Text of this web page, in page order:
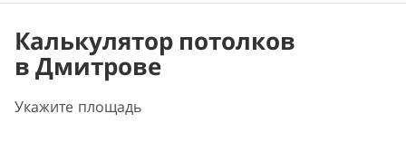
Калькулятор потолков
в Дмитрове
Укажите площадь